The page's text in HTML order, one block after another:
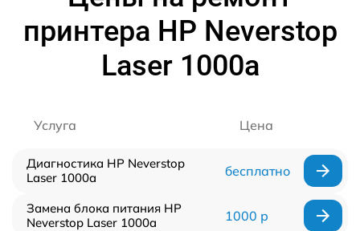
принтера HP Neverstop
Laser 1000a
Услуга Цена
Диагностика HP Neverstop
Laser 1000a
бесплатно
Замена блока питания HP
Neverstop Laser 1000a
1000 р